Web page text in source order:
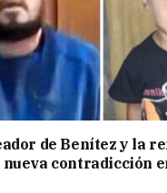
de Benítez y la
nueva contradicción